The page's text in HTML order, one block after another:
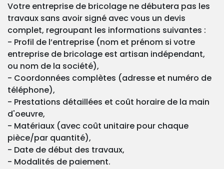
Votre entreprise de bricolage ne débutera pas les
travaux sans avoir signé avec vous un devis
complet, regroupant les informations suivantes :
- Profil de l’entreprise (nom et prénom si votre
entreprise de bricolage est artisan indépendant,
ou nom de la société),
- Coordonnées complètes (adresse et numéro de
téléphone),
- Prestations détaillées et coût horaire de la main
d'oeuvre,
- Matériaux (avec coût unitaire pour chaque
pièce/par quantité),
- Date de début des travaux,
- Modalités de paiement.